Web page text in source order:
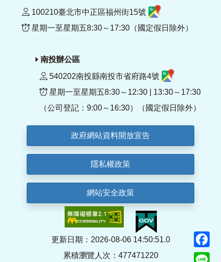
100210臺北市中正區福州街15號
星期一至星期五8:30～17:30（國定假日除外）
南投辦公區
540202南投縣南投市省府路4號
星期一至星期五8:30～12:30 | 13:30～17:30
（公司登記：9:00～16:30）（國定假日除外）
政府網站資料開放宣告
隱私權政策
網站安全政策
更新日期：2026-08-06 14:50:51.0
累積瀏覽人次：477471220